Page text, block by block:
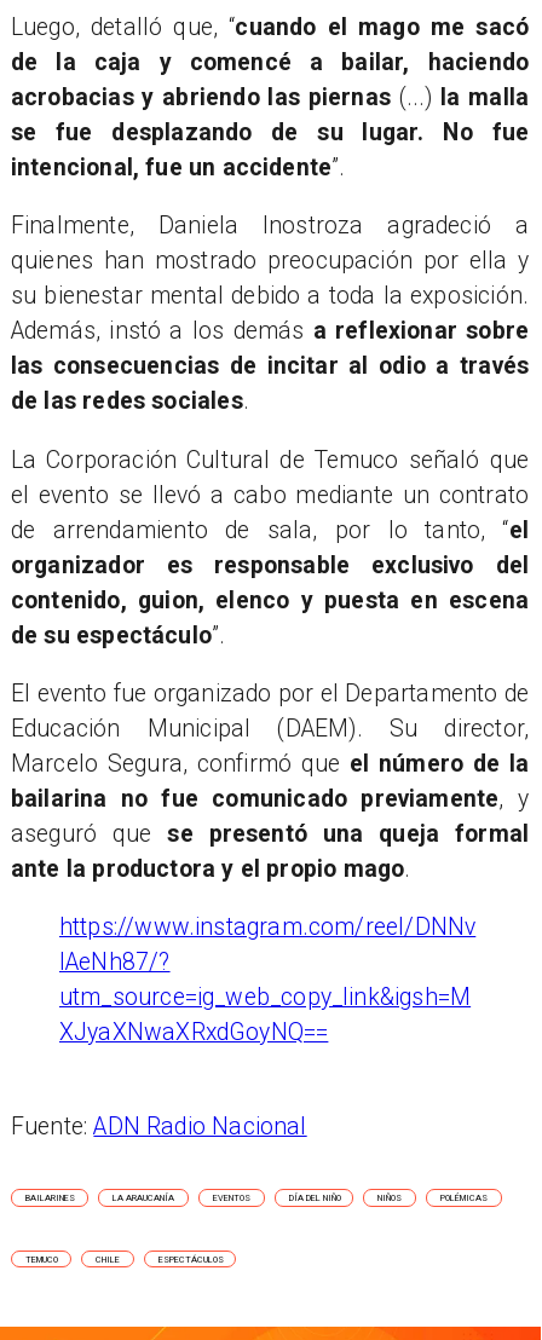
Luego, detalló que, “cuando el mago me sacó
de la caja y comencé a bailar, haciendo
acrobacias y abriendo las piernas (...)
la malla
se fue desplazando de su lugar. No fue
intencional, fue un accidente”.
Finalmente, Daniela Inostroza agradeció a
quienes han mostrado preocupación por ella y
su bienestar mental debido a toda la exposición.
Además, instó a los demás a reflexionar sobre
las consecuencias de incitar al odio a través
de las redes sociales.
La Corporación Cultural de Temuco señaló que
el evento se llevó a cabo mediante un contrato
de arrendamiento de sala, por lo tanto, “el
organizador es responsable exclusivo del
contenido, guion, elenco y puesta en escena
de su espectáculo”.
El evento fue organizado por el Departamento de
Educación Municipal (DAEM). Su director,
Marcelo Segura, confirmó que el número de la
bailarina no fue comunicado previamente, y
aseguró quese presentó una queja formal
ante la productora y el propio mago.
https://www.instagram.com/reel/DNNv
lAeNh87/?
utm_source=ig_web_copy_link&igsh=M
XJyaXNwaXRxdGoyNQ==
Fuente:ADN Radio Nacional
BAILARINES LA ARAUCANÍA EVENTOS DÍA DEL NIÑO NIÑOS POLÉMICAS
TEMUCO CHILE ESPECTÁCULOS